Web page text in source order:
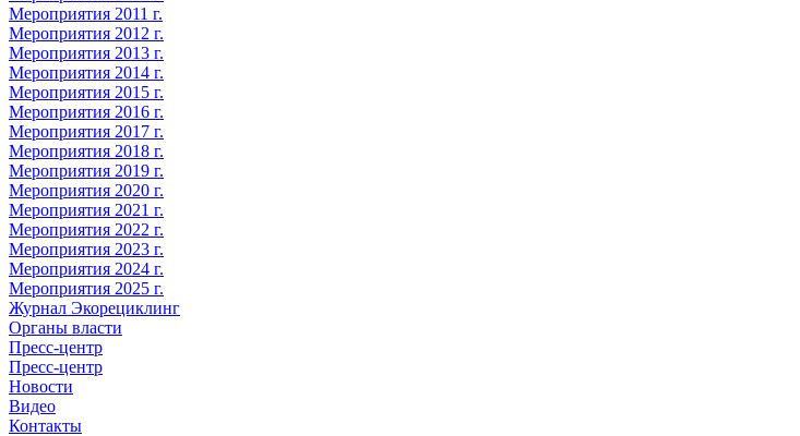
Мероприятия 2011 г.
Мероприятия 2012 г.
Мероприятия 2013 г.
Мероприятия 2014 г.
Мероприятия 2015 г.
Мероприятия 2016 г.
Мероприятия 2017 г.
Мероприятия 2018 г.
Мероприятия 2019 г.
Мероприятия 2020 г.
Мероприятия 2021 г.
Мероприятия 2022 г.
Мероприятия 2023 г.
Мероприятия 2024 г.
Мероприятия 2025 г.
Журнал Экорециклинг
Органы власти
Пресс-центр
Пресс-центр
Новости
Видео
Контакты